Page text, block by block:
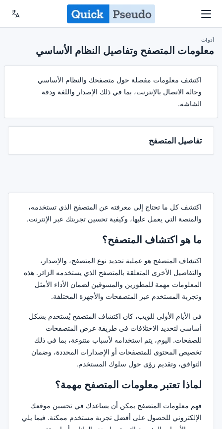
أدوات
معلومات المتصفح وتفاصيل النظام الأساسي
اكتشف معلومات مفصلة حول متصفحك والنظام الأساسي
وحالة الاتصال بالإنترنت، بما في ذلك الإصدار واللغة ودقة
الشاشة.
تفاصيل المتصفح
اكتشف كل ما تحتاج إلى معرفته عن المتصفح الذي تستخدمه،
والمنصة التي يعمل عليها، وكيفية تحسين تجربتك عبر الإنترنت.
ما هو اكتشاف المتصفح؟
اكتشاف المتصفح هو عملية تحديد نوع المتصفح، والإصدار،
والتفاصيل الأخرى المتعلقة بالمتصفح الذي يستخدمه الزائر. هذه
المعلومات مهمة للمطورين والمسوقين لضمان الأداء الأمثل
وتجربة المستخدم عبر المتصفحات والأجهزة المختلفة.
في الأيام الأولى للويب، كان اكتشاف المتصفح يُستخدم بشكل
أساسي لتحديد الاختلافات في طريقة عرض المتصفحات
للصفحات. اليوم، يتم استخدامه لأسباب متنوعة، بما في ذلك
تخصيص المحتوى للمتصفحات أو الإصدارات المحددة، وضمان
التوافق، وتقديم رؤى حول سلوك المستخدم.
لماذا تعتبر معلومات المتصفح مهمة؟
فهم معلومات المتصفح يمكن أن يساعدك في تحسين موقعك
الإلكتروني للحصول على أفضل تجربة مستخدم ممكنة. فيما يلي